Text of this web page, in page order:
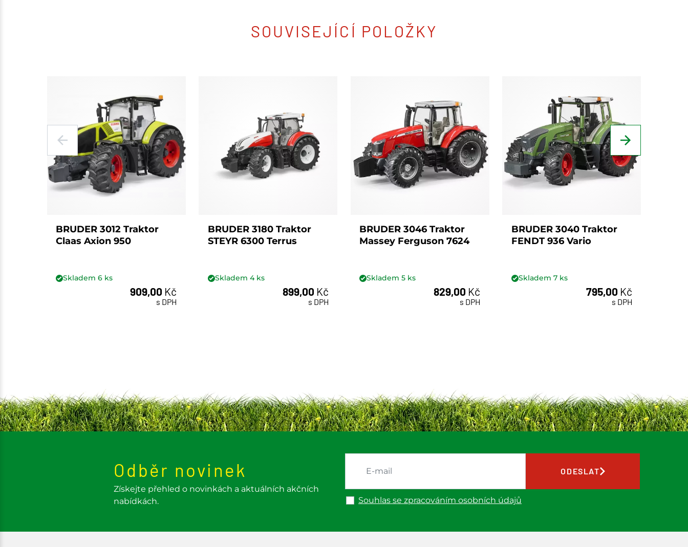
SOUVISEJÍCÍ POLOŽKY
BRUDER 3012 Traktor
Claas Axion 950
Skladem6 ks
909,00 Kč
s DPH
BRUDER 3180 Traktor
STEYR 6300 Terrus
Skladem 4ks
899,00 Kč
s DPH
BRUDER 3046 Traktor
Massey Ferguson 7624
Skladem5 ks
829,00 Kč
s DPH
BRUDER 3040 Traktor
FENDT 936 Vario
Skladem 7ks
795,00 Kč
s DPH
Odběr novinek
Získejte přehled o novinkách a aktuálních akčních
nabídkách.
Souhlas se zpracováním osobních údajů
ODESLAT